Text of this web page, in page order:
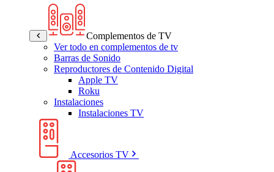
Complementos de TV
Ver todo en complementos de tv
Barras de Sonido
Reproductores de Contenido Digital
Apple TV
Roku
Instalaciones
Instalaciones TV
Accesorios TV